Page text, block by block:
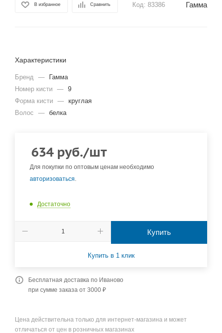
В избранное Сравнить Код: 83386 Гамма
Характеристики
Бренд —
Гамма
Номер кисти — 9
Форма кисти — круглая
Волос
— белка
634руб./шт
Для покупки по оптовым ценам необходимо
авторизоваться.
Достаточно
Купить
Купить в 1 клик
Бесплатная доставка по Иваново
при сумме заказа от 3000 ₽
Цена действительна только для интернет-магазина и может
отличаться от цен в розничных магазинах